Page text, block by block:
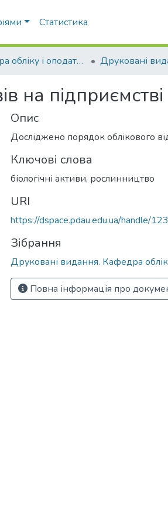
Статистика
Кафедра обліку і оподаткування
на підприємстві
Опис
Досліджено порядок облікового
Ключові слова
біологічні активи, рослинництво
URI
https://dspace.pdau.edu.ua/handle/
Зібрання
Друковані видання. Кафедра
Повна інформація про